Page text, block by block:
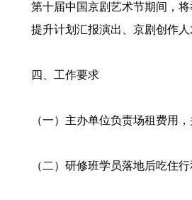
第十届中国京剧艺术节期间，
提升计划汇报演出、京剧创作
四、工作要求
（一）主办单位负责场租费用
（二）研修班学员落地后吃住